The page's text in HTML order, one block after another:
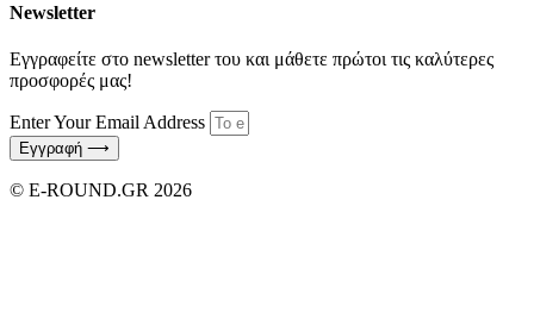
Newsletter
Εγγραφείτε στο newsletter του και μάθετε πρώτοι τις καλύτερες
προσφορές μας!
Enter Your Email Address
Εγγραφή ⟶
© E-ROUND.GR 2026